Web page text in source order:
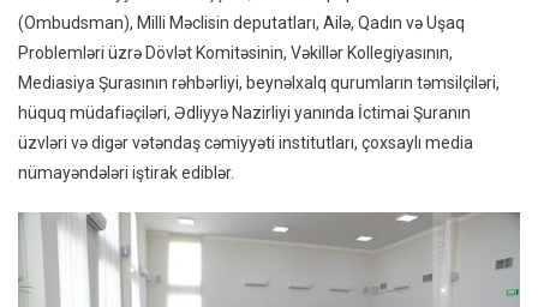
(Ombudsman), Milli Məclisin deputatları, Ailə, Qadın və Uşaq
Problemləri üzrə Dövlət Komitəsinin, Vəkillər Kollegiyasının,
Mediasiya Şurasının rəhbərliyi, beynəlxalq qurumların təmsilçiləri,
hüquq müdafiəçiləri, Ədliyyə Nazirliyi yanında İctimai Şuranın
üzvləri və digər vətəndaş cəmiyyəti institutları, çoxsaylı media
nümayəndələri iştirak ediblər.